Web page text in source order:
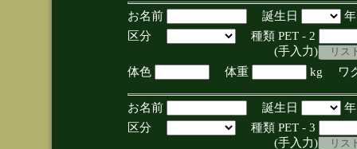
お名前 誕生日
区分
種類 PET - 2
(手入力)
体色
体重 kg ワ
お名前 誕生日
区分
種類 PET - 3
(手入力)